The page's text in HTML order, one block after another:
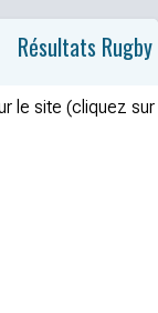
Résultats Rugby
le site (cliquez sur